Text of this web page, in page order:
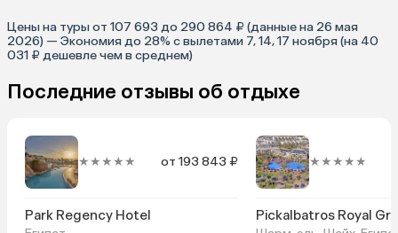
Цены на туры от 107 693 до 290 864 ₽ (данные на 26 мая
2026) — Экономия до 28% с вылетами 7, 14, 17 ноября (на 40
031 ₽ дешевле чем в среднем)
Последние отзывы об отдыхе
★★★★★ от 193 843 ₽
Park Regency Hotel
★★★★★
Pickalbatros Royal